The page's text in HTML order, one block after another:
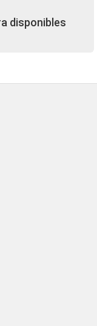
disponibles